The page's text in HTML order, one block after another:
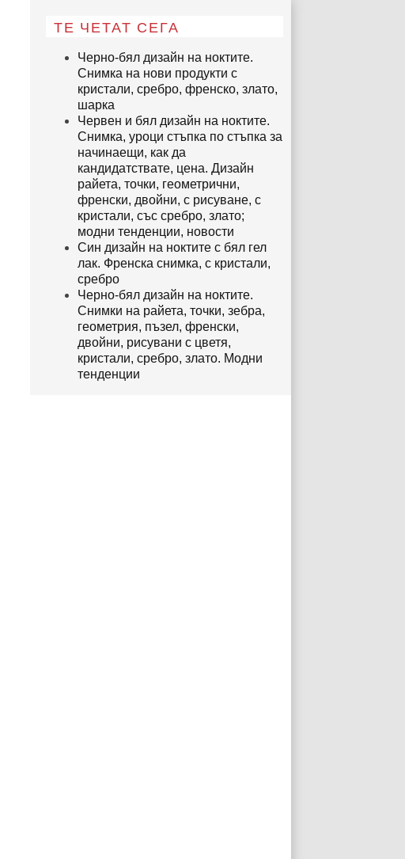
ТЕ ЧЕТАТ СЕГА
Черно-бял дизайн на ноктите.
Снимка на нови продукти с
кристали, сребро, френско, злато,
шарка
Червен и бял дизайн на ноктите.
Снимка, уроци стъпка по стъпка за
начинаещи, как да
кандидатствате, цена. Дизайн
райета, точки, геометрични,
френски, двойни, с рисуване, с
кристали, със сребро, злато;
модни тенденции, новости
Син дизайн на ноктите с бял гел
лак. Френска снимка, с кристали,
сребро
Черно-бял дизайн на ноктите.
Снимки на райета, точки, зебра,
геометрия, пъзел, френски,
двойни, рисувани с цветя,
кристали, сребро, злато. Модни
тенденции